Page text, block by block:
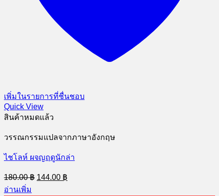
เพิ่มในรายการที่ชื่นชอบ
Quick View
สินค้าหมดแล้ว
วรรณกรรมแปลจากภาษาอังกฤษ
ไชโลห์ ผจญฤดูนักล่า
180.00฿ Original
price
144.00 ฿
price
อ่านเพิ่ม